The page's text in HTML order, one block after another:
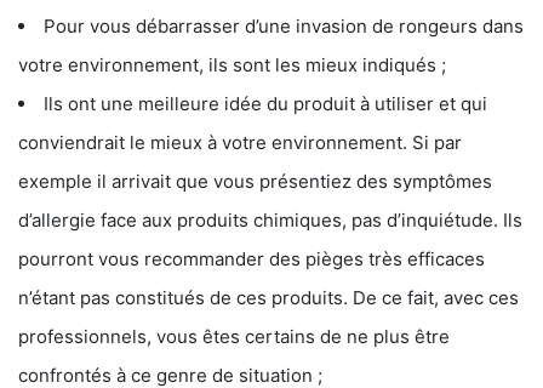
Pour vous débarrasser d’une invasion de rongeurs dans
votre environnement, ils sont les mieux indiqués ;
Ils ont une meilleure idée du produit à utiliser et qui
conviendrait le mieux à votre environnement. Si par
exemple il arrivait que vous présentiez des symptômes
d’allergie face aux produits chimiques, pas d’inquiétude. Ils
pourront vous recommander des pièges très efficaces
n’étant pas constitués de ces produits. De ce fait, avec ces
professionnels, vous êtes certains de ne plus être
confrontés à ce genre de situation ;